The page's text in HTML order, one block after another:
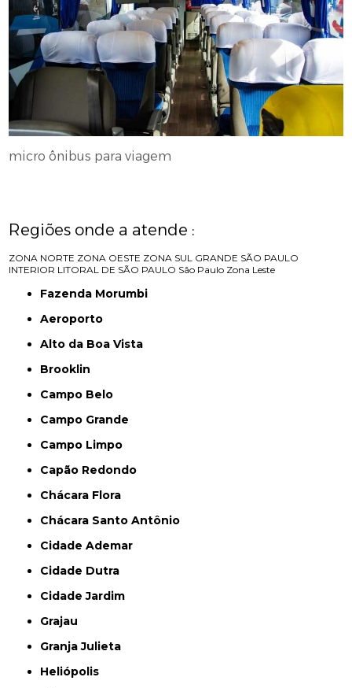
micro ônibus para viagem
Regiões onde a atende :
ZONA NORTE ZONA OESTE ZONA SUL GRANDE SÃO PAULO
INTERIOR LITORAL DE SÃO PAULO São Paulo Zona Leste
Fazenda Morumbi
Aeroporto
Alto da Boa Vista
Brooklin
Campo Belo
Campo Grande
Campo Limpo
Capão Redondo
Chácara Flora
Chácara Santo Antônio
Cidade Ademar
Cidade Dutra
Cidade Jardim
Grajau
Granja Julieta
Heliópolis